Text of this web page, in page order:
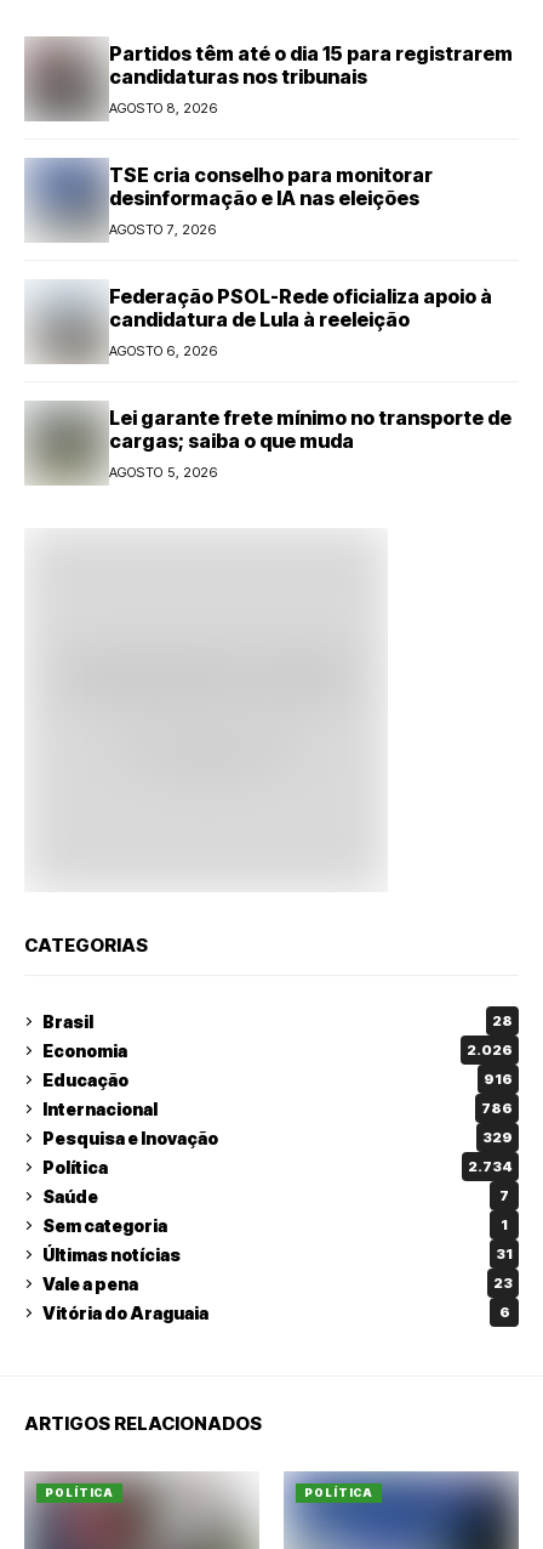
Partidos têm até o dia 15 para registrarem
candidaturas nos tribunais
AGOSTO 8, 2026
TSE cria conselho para monitorar
desinformação e IA nas eleições
AGOSTO 7, 2026
Federação PSOL-Rede oficializa apoio à
candidatura de Lula à reeleição
AGOSTO 6, 2026
Lei garante frete mínimo no transporte de
cargas; saiba o que muda
AGOSTO 5, 2026
CATEGORIAS
Brasil 28
Economia 2.026
Educação 916
Internacional 786
Pesquisa e Inovação 329
Política 2.734
Saúde 7
Sem categoria 1
Últimas notícias 31
Vale a pena 23
Vitória do Araguaia 6
ARTIGOS RELACIONADOS
POLÍTICA POLÍTICA